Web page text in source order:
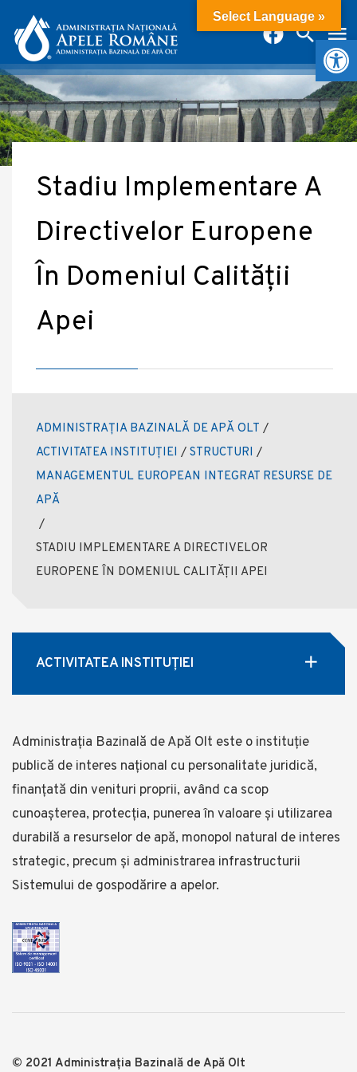
Stadiu Implementare A
Directivelor Europene
În Domeniul Calității
Apei
ADMINISTRAȚIA BAZINALĂ DE APĂ OLT /
ACTIVITATEA INSTITUȚIEI / STRUCTURI /
MANAGEMENTUL EUROPEAN INTEGRAT RESURSE DE
APĂ
/
STADIU IMPLEMENTARE A DIRECTIVELOR
EUROPENE ÎN DOMENIUL CALITĂȚII APEI
ACTIVITATEA INSTITUȚIEI
Administrația Bazinală de Apă Olt este o instituție
publică de interes național cu personalitate juridică,
finanțată din venituri proprii, având ca scop
cunoașterea, protecția, punerea în valoare și utilizarea
durabilă a resurselor de apă, monopol natural de interes
strategic, precum și administrarea infrastructurii
Sistemului de gospodărire a apelor.
© 2021 Administrația Bazinală de Apă Olt
Select Language »